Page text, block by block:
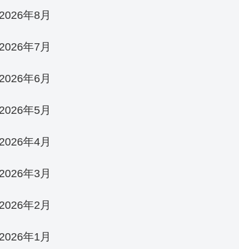
2026年8月
2026年7月
2026年6月
2026年5月
2026年4月
2026年3月
2026年2月
2026年1月